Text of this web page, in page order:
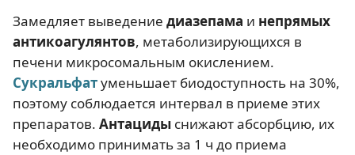
Замедляет выведение диазепама и непрямых
антикоагулянтов, метаболизирующихся в
печени микросомальным окислением.
Сукральфатуменьшает биодоступность на 30%,
поэтому соблюдается интервал в приеме этих
препаратов. Антациды снижают абсорбцию, их
необходимо принимать за 1 ч до приема